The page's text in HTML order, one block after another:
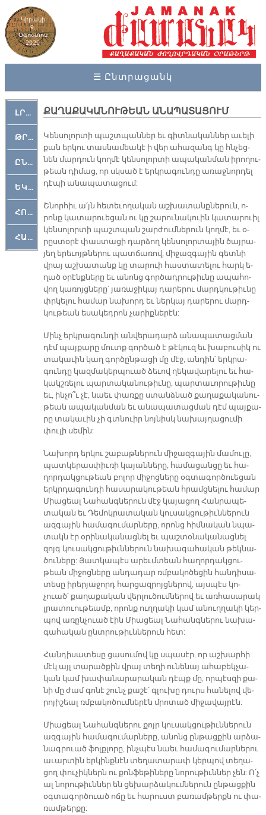
Կիրակի
9,
Օգոստոս
2026
☰ Ընտրացանկ
ԼՐԱՀՈՍ
ԹՐՔԱՀԱՅ ԿԵԱՆՔ
ԸՆԿԵՐԱՄՇԱԿՈՒԹԱՅԻՆ
ԵԿԵՂԵՑԱԿԱՆ
ՀՈԳԵՄՏԱՒՈՐ
ՀԱՐԹԱԿ
ՔԱՂԱՔԱԿԱՆՈՒԹԵԱՆ ԱՆԱՊԱՏԱՑՈՒՄ
Կեն­սո­լոր­տի պաշտ­պան­ներ եւ գիտ­նա­կան­ներ ա­ւե­լի
քան եր­կու տաս­նա­մեա­կէ ի վեր ա­հա­զանգ կը հնչեց­
նեն մար­դուն կող­մէ կեն­սո­լոր­տի ա­պա­կան­ման ի­րո­ղու­
թեան դի­մաց, որ սկսած է երկ­րա­գուն­դը ա­ռաջ­նոր­դել
դէ­պի ա­նա­պա­տա­ցում:
Շնոր­հիւ ա՛յն հե­տե­ւո­ղա­կան աշ­խա­տանք­նե­րուն, ո­
րոնք կա­տա­րուե­ցան ու կը շա­րու­նա­կուին կա­տա­րուիլ
կեն­սո­լոր­տի պաշտ­պան շար­ժում­նե­րուն կող­մէ, եւ օ­
րըս­տօ­րէ փաս­տա­ցի դար­ձող կեն­սո­լոր­տա­յին ծայ­րա­
յեղ ե­րե­ւոյթ­նե­րու պատ­ճա­ռով, մի­ջազ­գա­յին գետ­նի
վրայ աշ­խա­տանք կը տա­րուի հաս­տա­տե­լու հարկ ե­
ղած օ­րէնք­նե­րը եւ ա­նոնց գոր­ծադ­րու­թիւ­նը ա­պա­հո­
վող կա­ռոյց­նե­րը՝ յա­ռա­ջի­կայ դա­րե­րու մարդ­կու­թիւ­նը
փրկե­լու հա­մար նա­խորդ եւ ներ­կայ դա­րե­րու մարդ­
կու­թեան ե­սա­կեդ­րոն չա­րիք­նե­րէն:
Մինչ երկ­րա­գուն­դի ան­վե­րա­դարձ ա­նա­պա­տաց­ման
դէմ պայ­քա­րը մուտք գոր­ծած է թէ­կուզ եւ խա­բու­սիկ ու
տա­կա­ւին կաղ գոր­ծըն­թա­ցի մը մէջ, ան­դին՝ երկ­րա­
գուն­դը կազ­մա­կեր­պուած ձե­ւով ղե­կա­վա­րե­լու եւ հա­
կակշ­ռե­լու պար­տա­կա­նու­թիւ­նը, պար­տա­ւո­րու­թիւ­նը
եւ, ին­չո՞ւ չէ, նաեւ փառ­քը ստանձ­նած քա­ղա­քա­կա­նու­
թեան ա­պա­կան­ման եւ ա­նա­պա­տաց­ման դէմ պայ­քա­
րը տա­կա­ւին չի գտնուիր նոյ­նիսկ նա­խայ­ղա­ցու­մի
փու­լի սե­մին:
Նա­խորդ եր­կու շա­բաթ­նե­րուն մի­ջազ­գա­յին մա­մու­լը,
պատ­կե­րաս­փիւ­ռի կա­յան­նե­րը, հա­մա­ցան­ցը եւ հա­
ղոր­դակ­ցու­թեան բո­լոր մի­ջոց­նե­րը օգ­տա­գոր­ծուե­ցան
երկր­դա­գուն­դի հա­սա­րա­կու­թեան հրամց­նե­լու հա­մար
Միա­ցեալ Նա­հանգ­նե­րուն մէջ կա­յա­ցող Հան­րա­պե­
տա­կան եւ Դե­մոկ­րա­տա­կան կու­սակ­ցու­թիւն­նե­րուն
ազ­գա­յին հա­մա­գու­մար­նե­րը, ո­րոնց հիմ­նա­կան նպա­
տակն էր օ­րի­նա­կա­նաց­նել եւ պաշ­տօ­նա­կա­նաց­նել
զոյգ կու­սակ­ցու­թիւն­նե­րուն նա­խա­գա­հա­կան թեկ­նա­
ծու­նե­րը: Յատ­կա­պէս ա­րեւմ­տեան հա­ղոր­դակ­ցու­
թեան մի­ջոց­նե­րը ան­դա­դար ռմբա­կո­ծե­ցին հան­դի­սա­
տե­սը ի­րեր­յա­ջորդ հար­ցազ­րոյց­նե­րով, այս­պէս կո­
չուած՝ քա­ղա­քա­կան վեր­լու­ծում­նե­րով եւ առ­հա­սա­րակ
լրա­տուու­թեամբ, ո­րոնք ուղ­ղա­կի կամ ա­նուղ­ղա­կի կեր­
պով առըն­չուած էին Միա­ցեալ Նա­հանգ­նե­րու նա­խա­
գա­հա­կան ընտ­րու­թիւն­նե­րուն հետ:
Հան­դի­սա­տե­սը ցա­սու­մով կը սպա­սէր, որ աշ­խար­հի
մէկ այլ տա­րած­քին վրայ տե­ղի ու­նե­նայ ա­հա­բեկ­չա­
կան կամ խա­փա­նա­րա­րա­կան դէպք մը, որ­պէս­զի քա­
նի մը ժամ գո­նէ շունչ քա­շէ՝ գլու­խը դուրս հա­նե­լով վե­
րո­յի­շեալ ռմբա­կո­ծում­նե­րէն մրո­տած մի­ջա­վայ­րէն:
Միա­ցեալ Նա­հանգ­նե­րու քոյր կու­սակ­ցու­թիւն­նե­րուն
ազ­գա­յին հա­մա­գու­մար­նե­րը, ա­նոնց ըն­թաց­քին ար­ձա­
նագ­րուած ֆոլք­լո­րը, ինչ­պէս նաեւ հա­մա­գու­մար­նե­րու
ա­ւար­տին եր­կինք­նէն տե­ղա­տա­րափ կեր­պով տե­ղա­
ցող փու­չիկ­ներն ու քոն­ֆե­թի­նե­րը նո­րու­թիւն­ներ չեն: Ո՛չ
ալ նո­րու­թիւն­ներ են ցե­խար­ձա­կում­նե­րուն ըն­թաց­քին
օգ­տա­գոր­ծուած ո­ճը եւ հա­րուստ բա­ռամ­թերքն ու փա­
ռամ­թեր­քը: